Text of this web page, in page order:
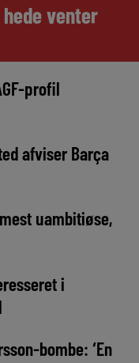
venter
profil
afviser Barça
uambitiøse,
i
bombe: ‘En